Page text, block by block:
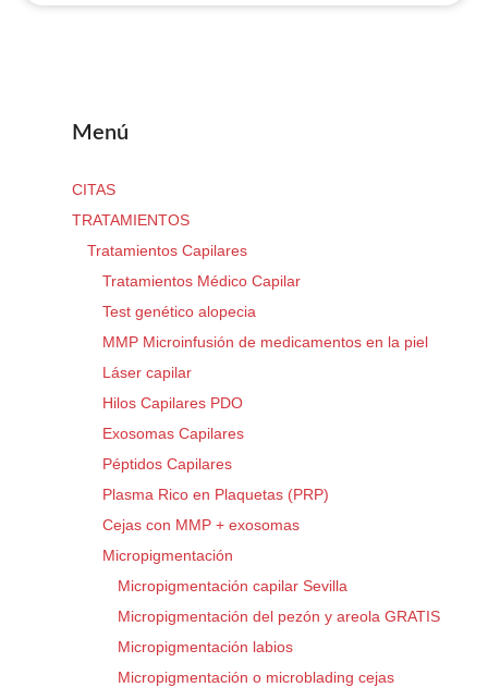
Menú
CITAS
TRATAMIENTOS
Tratamientos Capilares
Tratamientos Médico Capilar
Test genético alopecia
MMP Microinfusión de medicamentos en la piel
Láser capilar
Hilos Capilares PDO
Exosomas Capilares
Péptidos Capilares
Plasma Rico en Plaquetas (PRP)
Cejas con MMP + exosomas
Micropigmentación
Micropigmentación capilar Sevilla
Micropigmentación del pezón y areola GRATIS
Micropigmentación labios
Micropigmentación o microblading cejas